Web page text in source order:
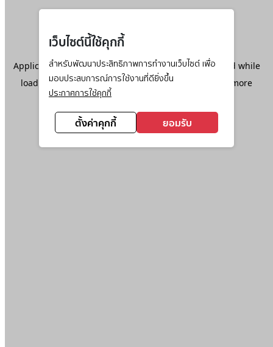
เว็บไซต์นี้ใช้คุกกี้
สำหรับพัฒนาประสิทธิภาพการทำงานเว็บไซต์ เพื่อ
มอบประสบการณ์การใช้งานที่ดียิ่งขึ้น
ประกาศการใช้คุกกี้
ตั้งค่าคุกกี้ ยอมรับ
Application error: aclient-side exception has occurred while
loadingwww.ktc.co.th(see the browser console
for more
information).